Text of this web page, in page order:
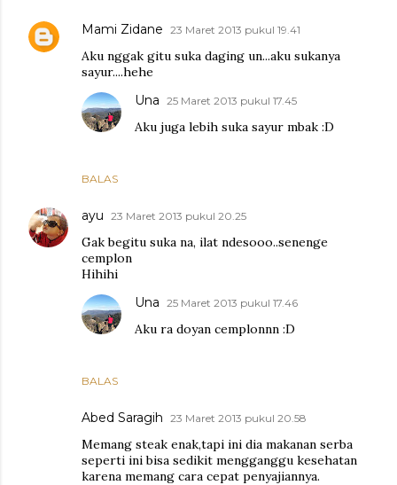
Mami Zidane 23 Maret 2013 pukul 19.41
Aku nggak gitu suka daging un...aku sukanya
sayur....hehe
BALAS
Una 25 Maret 2013 pukul 17.45
Aku juga lebih suka sayur mbak :D
ayu 23 Maret 2013 pukul 20.25
Gak begitu suka na, ilat ndesooo..senenge
cemplon
Hihihi
BALAS
Una 25 Maret 2013 pukul 17.46
Aku ra doyan cemplonnn :D
Abed Saragih 23 Maret 2013 pukul 20.58
Memang steak enak,tapi ini dia makanan serba
seperti ini bisa sedikit mengganggu kesehatan
karena memang cara cepat penyajiannya.